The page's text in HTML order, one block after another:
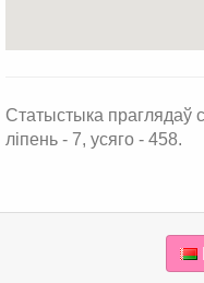
Статыстыка праглядаў
ліпень - 7, усяго - 458.